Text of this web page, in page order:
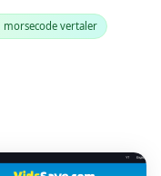
morsecode vertaler